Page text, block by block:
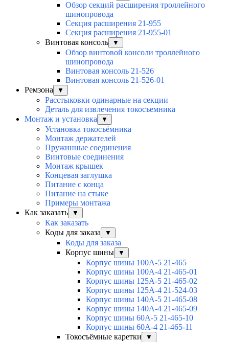
Обзор секций расширения троллейного
шинопровода
Секция расширения 21-955
Секция расширения 21-955-01
Винтовая консоль
▼
Обзор винтовой консоли троллейного
шинопровода
Винтовая консоль 21-526
Винтовая консоль 21-526-01
Ремзона
▼
Расстыковки одинарные на секции
Деталь для извлечения токосъемника
Монтаж и установка
▼
Установка токосъёмника
Монтаж держателей
Пружинные соединения
Винтовые соединения
Монтаж крышек
Концевая заглушка
Питание с конца
Питание на стыке
Примеры монтажа
Как заказать
▼
Как заказать
Коды для заказа
▼
Коды для заказа
Корпус шины
▼
Корпус шины 100А-5 21-465
Корпус шины 100А-4 21-465-01
Корпус шины 125А-5 21-465-02
Корпус шины 125А-4 21-524-03
Корпус шины 140А-5 21-465-08
Корпус шины 140А-4 21-465-09
Корпус шины 60А-5 21-465-10
Корпус шины 60А-4 21-465-11
Токосъёмные каретки
▼